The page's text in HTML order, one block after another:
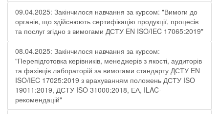
09.04.2025: Закінчилося навчання за курсом: "Вимоги до
органів, що здійснюють сертифікацію продукції, процесів
та послуг згідно з вимогами ДСТУ EN ISO/IEC 17065:2019"
08.04.2025: Закінчилося навчання за курсом:
"Перепідготовка керівників, менеджерів з якості, аудиторів
та фахівців лабораторій за вимогами стандарту ДСТУ EN
ISO/IEC 17025:2019 з врахуванням положень ДСТУ ISO
19011:2019, ДСТУ ISO 31000:2018, ЕА, ILAC-
рекомендацій"